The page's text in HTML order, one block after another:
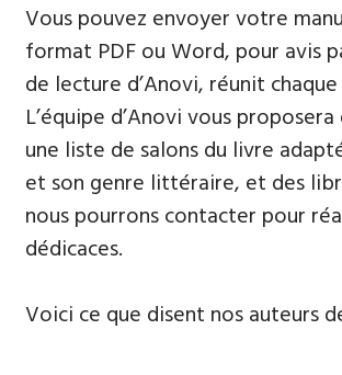
Vous pouvez envoyer votre
format PDF ou Word, pour avis
de lecture d’Anovi, réunit
L’équipe d’Anovi vous
une liste de salons du livre
et son genre littéraire, et des
nous pourrons contacter pour
dédicaces.
Voici ce que disent nos auteurs